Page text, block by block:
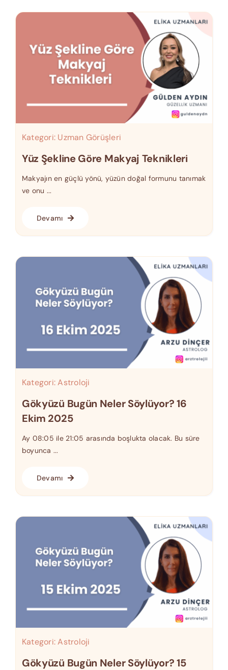
Kategori: Uzman Görüşleri
Yüz Şekline Göre Makyaj Teknikleri
Makyajın en güçlü yönü, yüzün doğal formunu tanımak
ve onu ...
Devamı
Kategori:Astroloji
Gökyüzü Bugün Neler Söylüyor? 16
Ekim 2025
Ay 08:05 ile 21:05 arasında boşlukta olacak. Bu süre
boyunca ...
Devamı
Kategori:Astroloji
Gökyüzü Bugün Neler Söylüyor? 15